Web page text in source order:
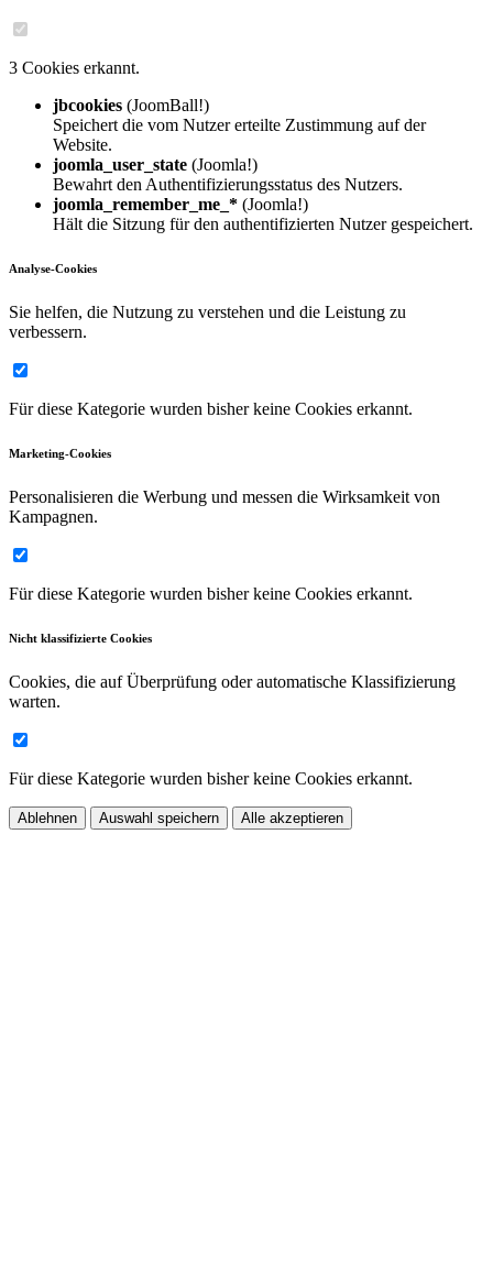
3 Cookies erkannt.
jbcookies (JoomBall!)
Speichert die vom Nutzer erteilte Zustimmung auf der
Website.
joomla_user_state (Joomla!)
Bewahrt den Authentifizierungsstatus des Nutzers.
joomla_remember_me_* (Joomla!)
Hält die Sitzung für den authentifizierten Nutzer gespeichert.
Analyse-Cookies
Sie helfen, die Nutzung zu verstehen und die Leistung zu
verbessern.
Für diese Kategorie wurden bisher keine Cookies erkannt.
Marketing-Cookies
Personalisieren die Werbung und messen die Wirksamkeit von
Kampagnen.
Für diese Kategorie wurden bisher keine Cookies erkannt.
Nicht klassifizierte Cookies
Cookies, die auf Überprüfung oder automatische Klassifizierung
warten.
Für diese Kategorie wurden bisher keine Cookies erkannt.
Ablehnen Auswahl speichern Alle akzeptieren